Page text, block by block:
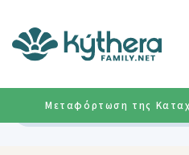
Μεταφόρτωση της